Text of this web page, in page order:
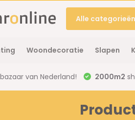
Alle categorieën
Woondecoratie Slapen
van Nederland! 2000m2